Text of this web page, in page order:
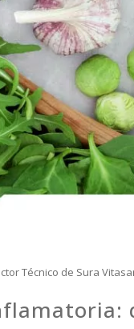
Técnico de Sura